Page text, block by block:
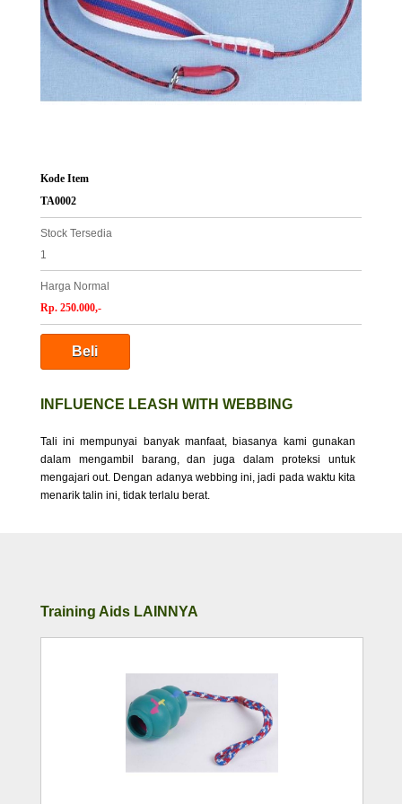
Kode Item
TA0002
Stock Tersedia
1
Harga Normal
Rp. 250.000,-
INFLUENCE LEASH WITH WEBBING
Tali ini mempunyai banyak manfaat, biasanya kami gunakan
dalam mengambil barang, dan juga dalam proteksi untuk
mengajari out. Dengan adanya webbing ini, jadi pada waktu kita
menarik talin ini, tidak terlalu berat.
Training Aids LAINNYA